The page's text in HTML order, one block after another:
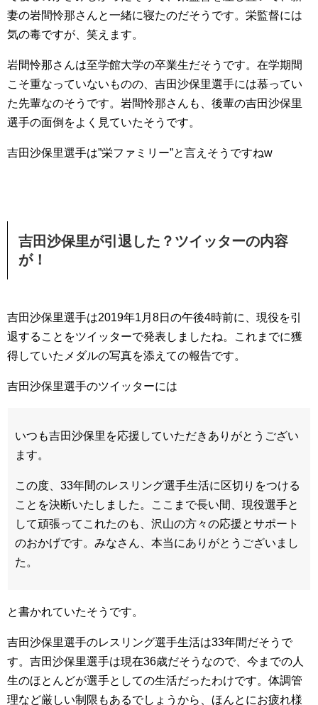
妻の岩間怜那さんと一緒に寝たのだそうです。栄監督には
気の毒ですが、笑えます。
岩間怜那さんは至学館大学の卒業生だそうです。在学期間
こそ重なっていないものの、吉田沙保里選手には慕ってい
た先輩なのそうです。岩間怜那さんも、後輩の吉田沙保里
選手の面倒をよく見ていたそうです。
吉田沙保里選手は”栄ファミリー”と言えそうですねw
吉田沙保里が引退した？ツイッターの内容
が！
吉田沙保里選手は2019年1月8日の午後4時前に、現役を引
退することをツイッターで発表しましたね。これまでに獲
得していたメダルの写真を添えての報告です。
吉田沙保里選手のツイッターには
いつも吉田沙保里を応援していただきありがとうござい
ます。
この度、33年間のレスリング選手生活に区切りをつける
ことを決断いたしました。ここまで長い間、現役選手と
して頑張ってこれたのも、沢山の方々の応援とサポート
のおかげです。みなさん、本当にありがとうございまし
た。
と書かれていたそうです。
吉田沙保里選手のレスリング選手生活は33年間だそうで
す。吉田沙保里選手は現在36歳だそうなので、今までの人
生のほとんどが選手としての生活だったわけです。体調管
理など厳しい制限もあるでしょうから、ほんとにお疲れ様